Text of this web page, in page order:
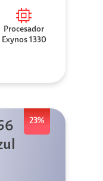
Procesador
Exynos 1330
23%